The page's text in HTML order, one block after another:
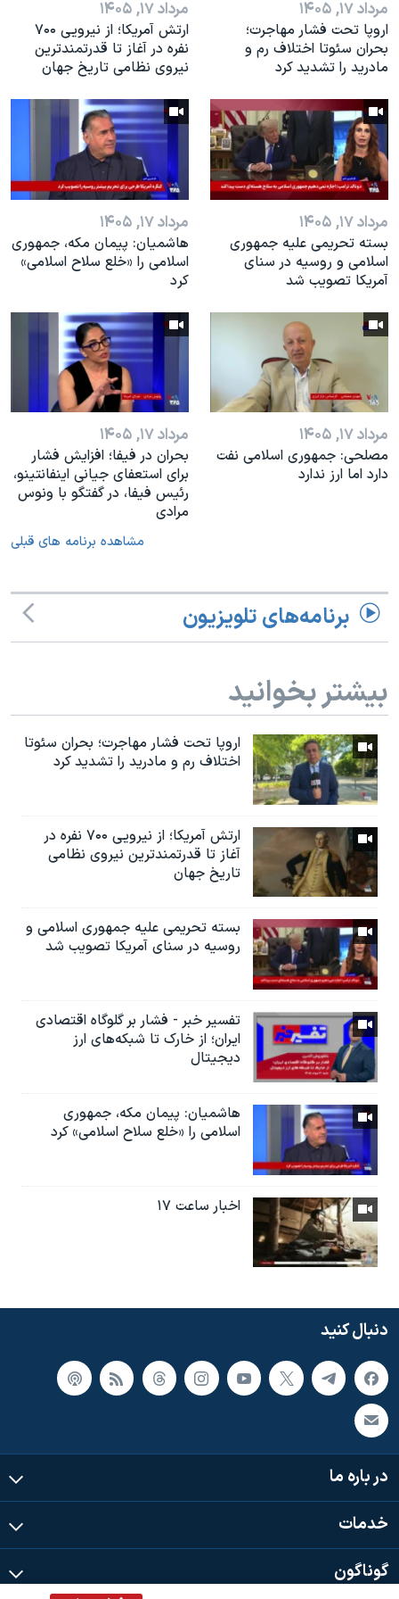
مرداد ۱۷, ۱۴۰۵
اروپا تحت فشار مهاجرت؛
بحران سئوتا اختلاف رم و
مادرید را تشدید کرد
مرداد ۱۷, ۱۴۰۵
ارتش آمریکا؛ از نيرویی ۷۰۰
نفره در آغاز تا قدرتمندترین
نیروی نظامی تاریخ جهان
مرداد ۱۷, ۱۴۰۵
بسته تحریمی علیه جمهوری
اسلامی و روسیه در سنای
آمریکا تصویب شد
مرداد ۱۷, ۱۴۰۵
هاشمیان: پیمان مکه، جمهوری
اسلامی را «خلع سلاح اسلامی»
کرد
مرداد ۱۷, ۱۴۰۵
مصلحی: جمهوری اسلامی نفت
دارد اما ارز ندارد
مرداد ۱۷, ۱۴۰۵
بحران در فیفا؛ افزایش فشار
برای استعفای جیانی اینفانتینو،
رئیس فیفا، در گفتگو با ونوس
مرادی
مشاهده برنامه های قبلی
برنامه‌های تلویزیون
بیشتر بخوانید
اروپا تحت فشار مهاجرت؛ بحران سئوتا
اختلاف رم و مادرید را تشدید کرد
ارتش آمریکا؛ از نيرویی ۷۰۰ نفره در
آغاز تا قدرتمندترین نیروی نظامی
تاریخ جهان
بسته تحریمی علیه جمهوری اسلامی و
روسیه در سنای آمریکا تصویب شد
تفسیر خبر - فشار بر گلوگاه اقتصادی
ایران؛ از خارک تا شبکه‌های ارز
دیجیتال
هاشمیان: پیمان مکه، جمهوری
اسلامی را «خلع سلاح اسلامی» کرد
اخبار ساعت ۱۷
دنبال کنید
در باره ما
خدمات
گوناگون